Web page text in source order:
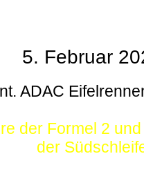
5. Februar
ADAC
der Formel 2
der